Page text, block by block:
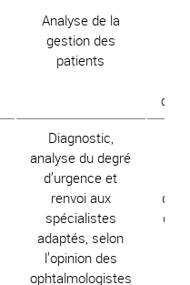
Analyse de la
gestion des
patients
Diagnostic,
analyse du degré
d’urgence et
renvoi aux
spécialistes
adaptés, selon
l’opinion des
ophtalmologistes
des